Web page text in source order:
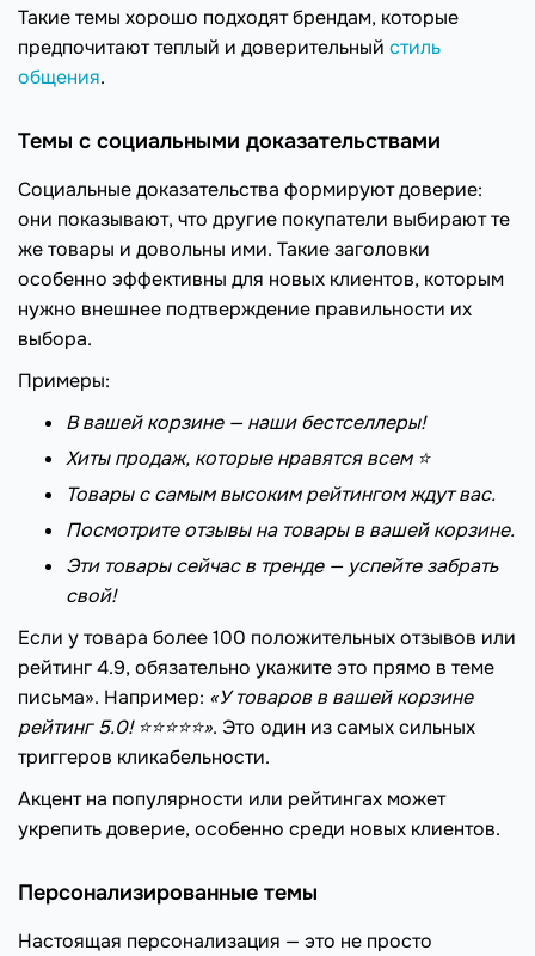
Такие темы хорошо подходят брендам, которые
предпочитают теплый и доверительный стиль
общения.
Темы с социальными доказательствами
Социальные доказательства формируют доверие:
они показывают, что другие покупатели выбирают те
же товары и довольны ими. Такие заголовки
особенно эффективны для новых клиентов, которым
нужно внешнее подтверждение правильности их
выбора.
Примеры:
В вашей корзине — наши бестселлеры!
Хиты продаж, которые нравятся всем ⭐️
Товары с самым высоким рейтингом ждут вас.
Посмотрите отзывы на товары в вашей корзине.
Эти товары сейчас в тренде — успейте забрать
свой!
Если у товара более 100 положительных отзывов или
рейтинг 4.9, обязательно укажите это прямо в теме
письма». Например: «У товаров в вашей корзине
рейтинг 5.0! ⭐⭐⭐⭐⭐». Это один из самых сильных
триггеров кликабельности.
Акцент на популярности или рейтингах может
укрепить доверие, особенно среди новых клиентов.
Персонализированные темы
Настоящая персонализация — это не просто